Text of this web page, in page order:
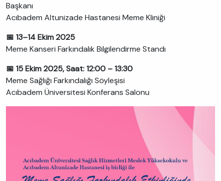
Başkanı
Acıbadem Altunizade Hastanesi Meme Kliniği
📅 13–14 Ekim 2025
Meme Kanseri Farkındalık Bilgilendirme Standı
📅 15 Ekim 2025, Saat: 12:00 – 13:30
Meme Sağlığı Farkındalığı Söyleşisi
Acıbadem Üniversitesi Konferans Salonu